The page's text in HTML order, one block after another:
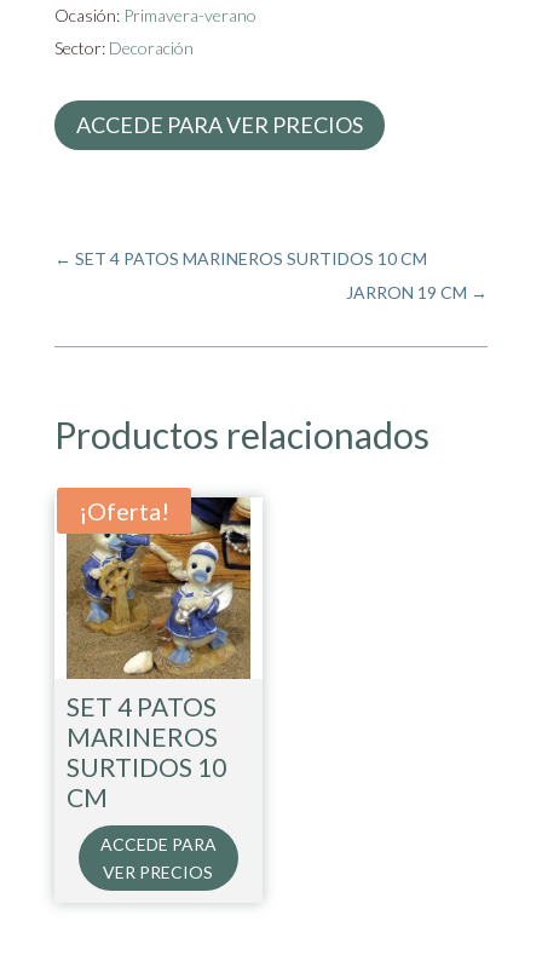
Ocasión: Primavera-verano
Sector: Decoración
ACCEDE PARA VER PRECIOS
← SET 4 PATOS MARINEROS SURTIDOS 10 CM
JARRON 19 CM →
Productos relacionados
¡Oferta!
SET 4 PATOS
MARINEROS
SURTIDOS 10
CM
ACCEDE PARA
VER PRECIOS